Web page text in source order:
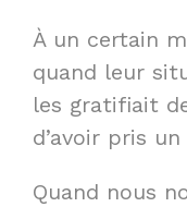
À un certain
quand leur
les gratifiait
d’avoir pris
Quand nous